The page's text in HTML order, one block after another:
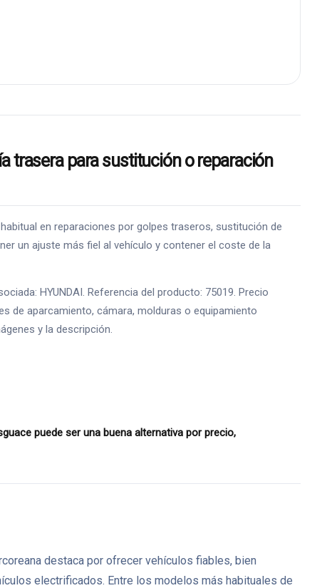
trasera para sustitución o reparación
habitual en reparaciones por golpes traseros, sustitución de
un ajuste más fiel al vehículo y contener el coste de la
HYUNDAI. Referencia del producto: 75019. Precio
de aparcamiento, cámara, molduras o equipamiento
y la descripción.
puede ser una buena alternativa por precio,
destaca por ofrecer vehículos fiables, bien
electrificados. Entre los modelos más habituales de